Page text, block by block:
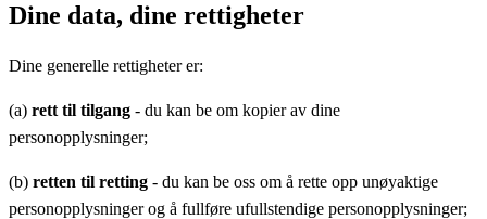
Dine data, dine rettigheter
Dine generelle rettigheter er:
(a) rett til tilgang - du kan be om kopier av dine
personopplysninger;
(b) retten til retting - du kan be oss om å rette opp unøyaktige
personopplysninger og å fullføre ufullstendige personopplysninger;